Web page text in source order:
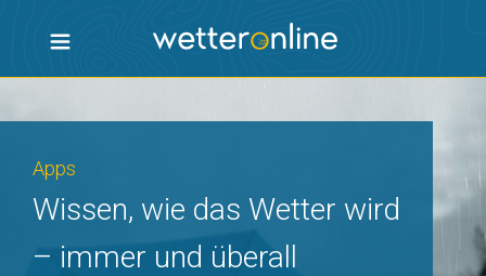
Apps
Wissen, wie das Wetter wird
– immer und überall